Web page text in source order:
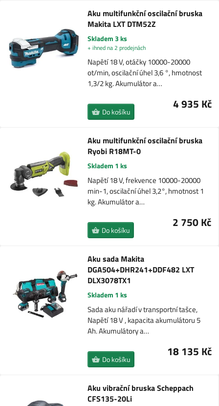
Aku multifunkční oscilační bruska
Makita LXT DTM52Z
Skladem 3 ks
+ ihned na 2 prodejnách
Napětí 18 V, otáčky 10000-20000
ot/min, oscilační úhel 3,6 °, hmotnost
1,3/2 kg. Akumulátor a…
4 935 Kč
Do košíku
Aku multifunkční oscilační bruska
Ryobi R18MT-0
Skladem 1 ks
Napětí 18 V, frekvence 10000-20000
min-1, oscilační úhel 3,2°, hmotnost 1
kg. Akumulátor a…
2 750 Kč
Do košíku
Aku sada Makita
DGA504+DHR241+DDF482 LXT
DLX3078TX1
Skladem 1 ks
Sada aku nářadí v transportní tašce,
Napětí 18 V , kapacita akumulátoru 5
Ah. Akumulátory a…
18 135 Kč
Do košíku
Aku vibrační bruska Scheppach
CFS135-20Li